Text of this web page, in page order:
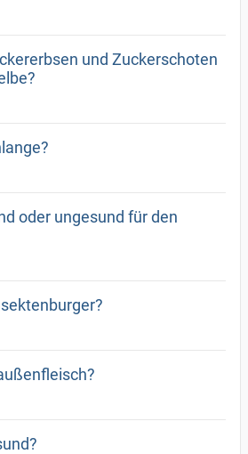
und Zuckerschoten
oder ungesund für den